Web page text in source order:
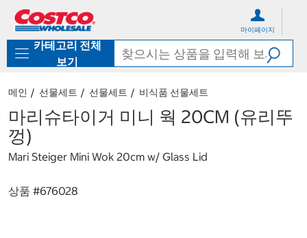
로
기
가
마이페이지
카테고리 전체
보기
메인 선물세트 선물세트 비식품 선물세트
마리슈타이거 미니 웍 20CM (유리뚜
껑)
Mari Steiger Mini Wok 20cm w/ Glass Lid
상품 #676028